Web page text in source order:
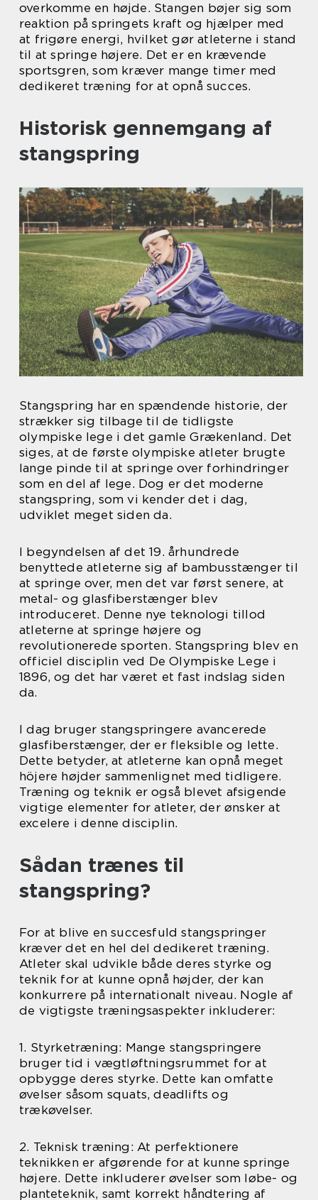
overkomme en højde. Stangen bøjer sig som
reaktion på springets kraft og hjælper med
at frigøre energi, hvilket gør atleterne i stand
til at springe højere. Det er en krævende
sportsgren, som kræver mange timer med
dedikeret træning for at opnå succes.
Historisk gennemgang af
stangspring
Stangspring har en spændende historie, der
strækker sig tilbage til de tidligste
olympiske lege i det gamle Grækenland. Det
siges, at de første olympiske atleter brugte
lange pinde til at springe over forhindringer
som en del af lege. Dog er det moderne
stangspring, som vi kender det i dag,
udviklet meget siden da.
I begyndelsen af det 19. århundrede
benyttede atleterne sig af bambusstænger til
at springe over, men det var først senere, at
metal- og glasfiberstænger blev
introduceret. Denne nye teknologi tillod
atleterne at springe højere og
revolutionerede sporten. Stangspring blev en
officiel disciplin ved De Olympiske Lege i
1896, og det har været et fast indslag siden
da.
I dag bruger stangspringere avancerede
glasfiberstænger, der er fleksible og lette.
Dette betyder, at atleterne kan opnå meget
höjere højder sammenlignet med tidligere.
Træning og teknik er også blevet afsigende
vigtige elementer for atleter, der ønsker at
excelere i denne disciplin.
Sådan trænes til
stangspring?
For at blive en succesfuld stangspringer
kræver det en hel del dedikeret træning.
Atleter skal udvikle både deres styrke og
teknik for at kunne opnå højder, der kan
konkurrere på internationalt niveau. Nogle af
de vigtigste træningsaspekter inkluderer:
1. Styrketræning: Mange stangspringere
bruger tid i vægtløftningsrummet for at
opbygge deres styrke. Dette kan omfatte
øvelser såsom squats, deadlifts og
trækøvelser.
2. Teknisk træning: At perfektionere
teknikken er afgørende for at kunne springe
højere. Dette inkluderer øvelser som løbe- og
planteteknik, samt korrekt håndtering af